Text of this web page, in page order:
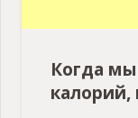
Когда
калорий,